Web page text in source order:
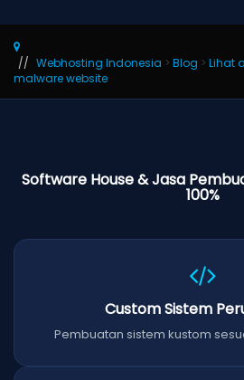
Webhosting Indonesia > Blog > Lihat
malware website
Software House & Jasa
100%
Custom Sistem
Pembuatan sistem kustom